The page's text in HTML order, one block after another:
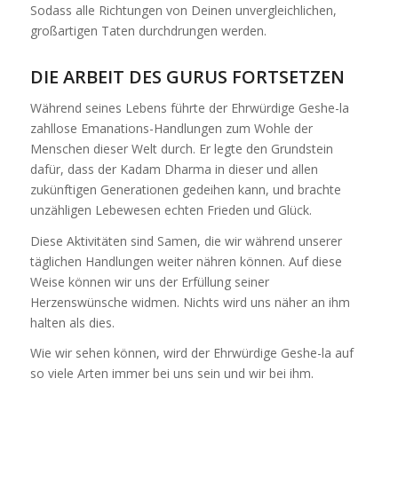
Sodass alle Richtungen von Deinen unvergleichlichen,
großartigen Taten durchdrungen werden.
DIE ARBEIT DES GURUS FORTSETZEN
Während seines Lebens führte der Ehrwürdige Geshe-la
zahllose Emanations-Handlungen zum Wohle der
Menschen dieser Welt durch. Er legte den Grundstein
dafür, dass der Kadam Dharma in dieser und allen
zukünftigen Generationen gedeihen kann, und brachte
unzähligen Lebewesen echten Frieden und Glück.
Diese Aktivitäten sind Samen, die wir während unserer
täglichen Handlungen weiter nähren können. Auf diese
Weise können wir uns der Erfüllung seiner
Herzenswünsche widmen. Nichts wird uns näher an ihm
halten als dies.
Wie wir sehen können, wird der Ehrwürdige Geshe-la auf
so viele Arten immer bei uns sein und wir bei ihm.